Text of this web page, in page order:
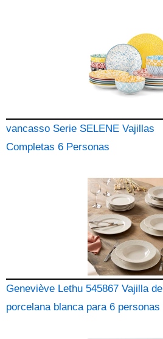
vancasso Serie SELENE Vajillas
Completas 6 Personas
Geneviève Lethu 545867 Vajilla de
porcelana blanca para 6 personas